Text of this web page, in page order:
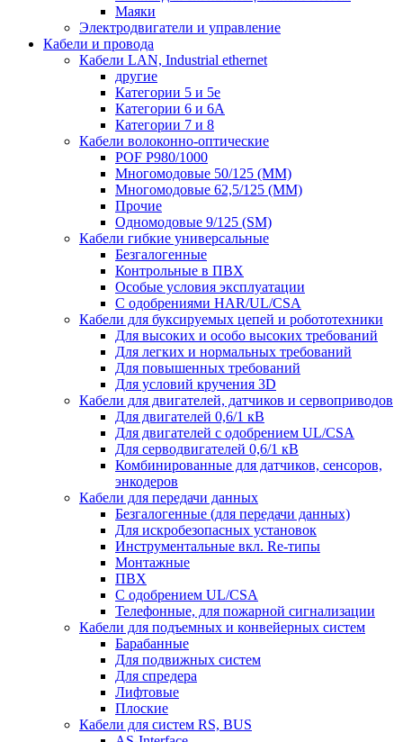
Маяки
Электродвигатели и управление
Кабели и провода
Кабели LAN, Industrial ethernet
другие
Категории 5 и 5е
Категории 6 и 6A
Категории 7 и 8
Кабели волоконно-оптические
POF P980/1000
Многомодовые 50/125 (ММ)
Многомодовые 62,5/125 (ММ)
Прочие
Одномодовые 9/125 (SM)
Кабели гибкие универсальные
Безгалогенные
Контрольные в ПВХ
Особые условия эксплуатации
С одобрениями HAR/UL/CSA
Кабели для буксируемых цепей и робототехники
Для высоких и особо высоких требований
Для легких и нормальных требований
Для повышенных требований
Для условий кручения 3D
Кабели для двигателей, датчиков и сервоприводов
Для двигателей 0,6/1 кВ
Для двигателей с одобрением UL/CSA
Для серводвигателей 0,6/1 кВ
Комбинированные для датчиков, cенсоров,
энкодеров
Кабели для передачи данных
Безгалогенные (для передачи данных)
Для искробезопасных установок
Инструментальные вкл. Re-типы
Монтажные
ПВХ
С одобрением UL/CSA
Телефонные, для пожарной сигнализации
Кабели для подъемных и конвейерных систем
Барабанные
Для подвижных систем
Для спредера
Лифтовые
Плоские
Кабели для систем RS, BUS